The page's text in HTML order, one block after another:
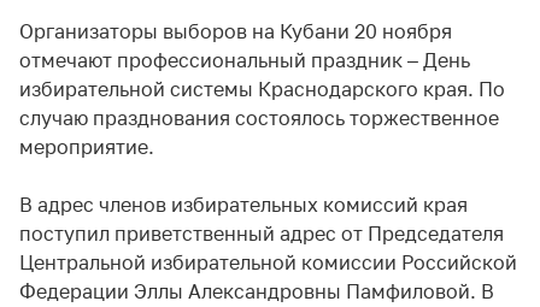
Организаторы выборов на Кубани 20 ноября
отмечают профессиональный праздник – День
избирательной системы Краснодарского края. По
случаю празднования состоялось торжественное
мероприятие.
В адрес членов избирательных комиссий края
поступил приветственный адрес от Председателя
Центральной избирательной комиссии Российской
Федерации Эллы Александровны Памфиловой. В